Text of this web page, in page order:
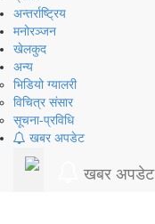
अन्तर्राष्ट्रिय
मनोरञ्जन
खेलकुद
अन्य
भिडियो ग्यालरी
विचित्र संसार
सूचना-प्रविधि
खबर अपडेट
खबर अपडेट